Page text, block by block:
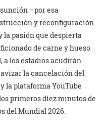
–por esa
y reconfiguración
la pasión que despierta
de carne y hueso
a los estadios acudirán
la cancelación del
la plataforma YouTube
primeros díez minutos de
del Mundial 2026.